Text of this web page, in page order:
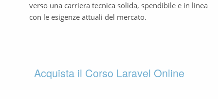
verso una carriera tecnica solida, spendibile e in linea
con le esigenze attuali del mercato.
Acquista il Corso Laravel Online